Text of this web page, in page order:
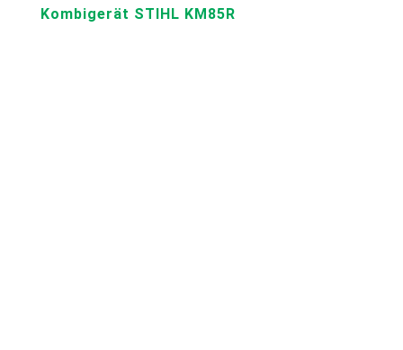
Kombigerät STIHL KM85R